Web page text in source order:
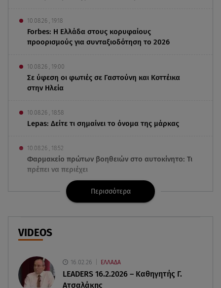
10.08.26 , 19:18
Forbes: Η Ελλάδα στους κορυφαίους
προορισμούς για συνταξιοδότηση το 2026
10.08.26 , 19:00
Σε ύφεση οι φωτιές σε Γαστούνη και Κοττέικα
στην Ηλεία
10.08.26 , 18:58
Lepas: Δείτε τι σημαίνει το όνομα της μάρκας
10.08.26 , 18:52
Φαρμακείο πρώτων βοηθειών στο αυτοκίνητο: Τι
πρέπει να περιέχει
Διάσημη ηθοποιός υποδέχθηκε το πρώτο της
παιδί στα 42 της χρόνια
10.08.26 , 18:35
του – Η τελευταία επιθυμία
10.08.26 , 18:12
Περισσότερα
VIDEOS
16.02.26 ΕΛΛΑΔΑ
LEADERS 16.2.2026 – Καθηγητής Γ.
Ατσαλάκης